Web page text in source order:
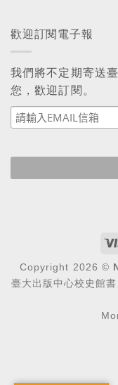
歡迎訂閱電子報
我們將不定期寄送
您，歡迎訂閱。
Copyright 2026 ©
臺大出版中心校史館